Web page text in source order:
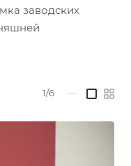
заводских
1/6 —